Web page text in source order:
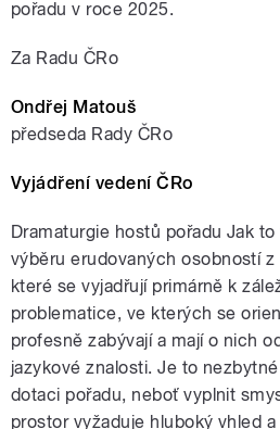
pořadu v roce 2025.
Za Radu ČRo
Ondřej Matouš
předseda Rady ČRo
Vyjádření vedení ČRo
Dramaturgie hostů pořadu Jak
výběru erudovaných osobností
které se vyjadřují primárně k
problematice, ve kterých se
profesně zabývají a mají o nich
jazykové znalosti. Je to
dotaci pořadu, neboť vyplnit
prostor vyžaduje hluboký vhled